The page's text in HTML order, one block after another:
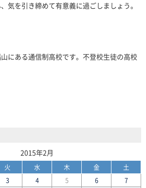
気を引き締めて有意義に過ごしましょう。
にある通信制高校です。不登校生徒の高校
2015年2月
火 水 木 金
土
3 4 5 6
7